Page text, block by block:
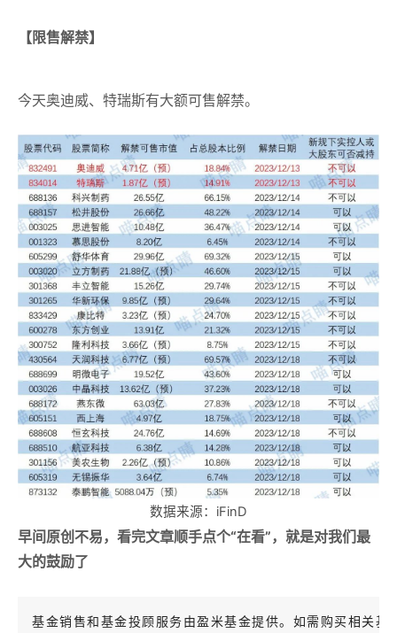
【限售解禁】
今天奥迪威、特瑞斯有大额可售解禁。
数据来源： iFinD
早间原创不易，看完文章顺手点个“在看”，就是对我们最
大的鼓励了
基金销售和基金投顾服务由盈米基金提供。如需购买相关基